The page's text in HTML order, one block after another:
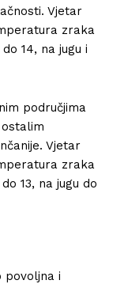
Vjetar
zraka
14, na jugu i
područjima
Vjetar
zraka
13, na jugu do
povoljna i